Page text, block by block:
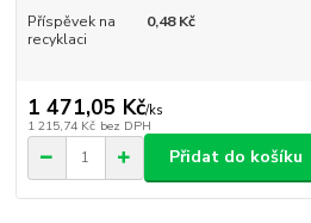
Příspěvek na
recyklaci
0,48 Kč
1 471,05 Kč/ks
1 215,74 Kč bez DPH
Přidat do košíku